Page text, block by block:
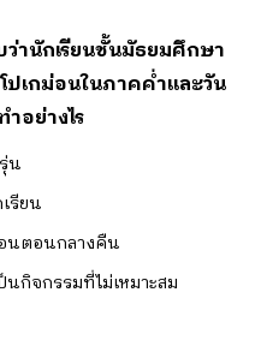
านักเรียนชั้นมัธยมศึกษา
เกม่อนในภาคค่ำและวัน
อย่างไร
น
รียน
นตอนกลางคืน
กิจกรรมที่ไม่เหมาะสม